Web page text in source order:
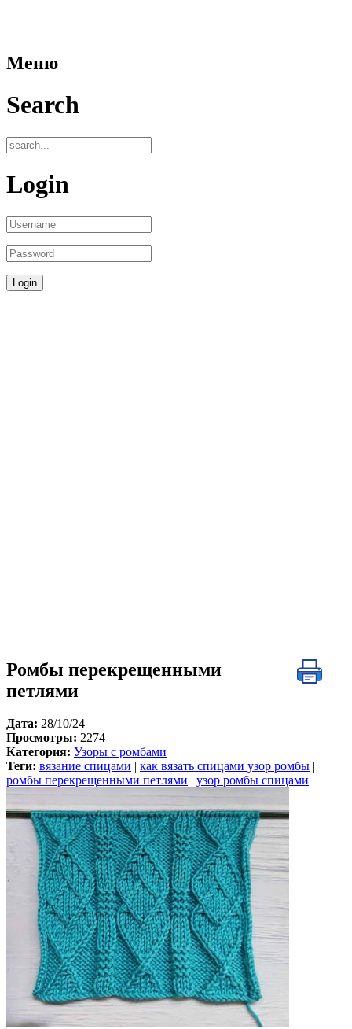
Меню
Search
Login
Ромбы перекрещенными
петлями
Дата: 28/10/24
Просмотры: 2274
Категория: Узоры с ромбами
Теги: вязание спицами как вязать спицами узор ромбы
ромбы перекрещенными петлями
узор ромбы спицами